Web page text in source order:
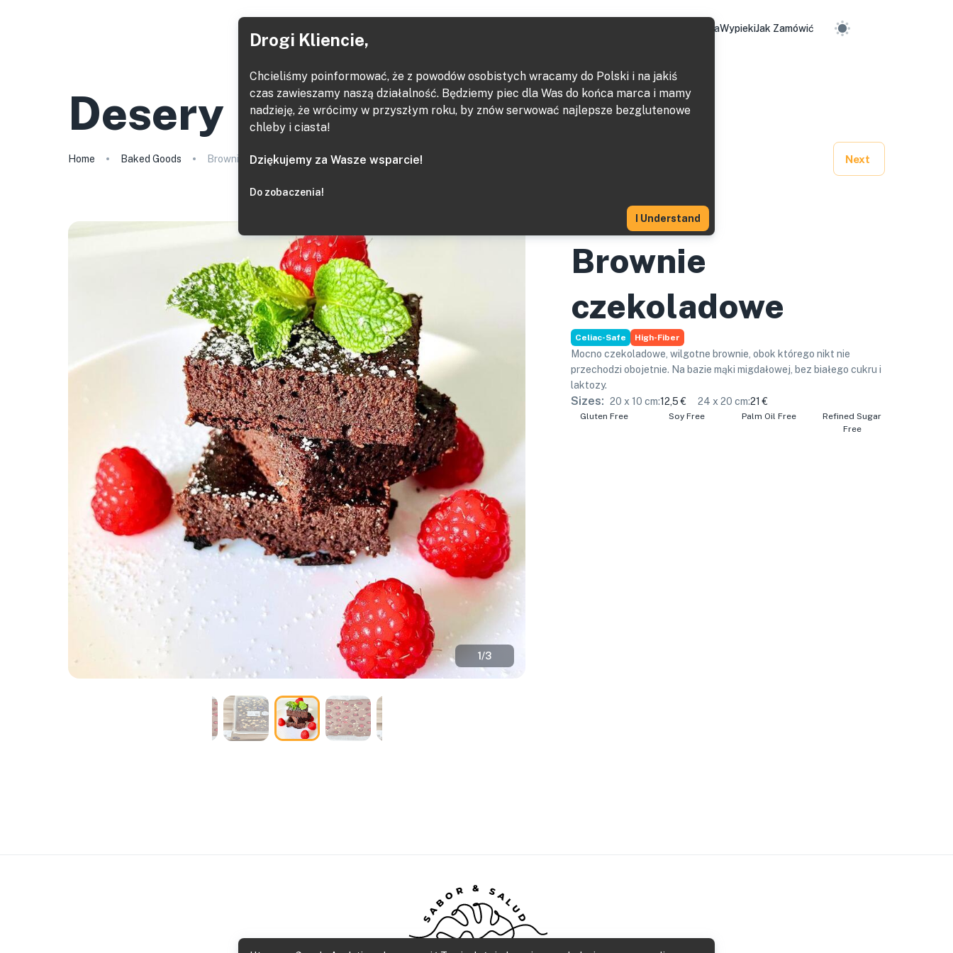
Nasza PiekarniaWypiekiJak Zamówić
Desery
Home Baked Goods Brownie czekoladowe Next
1/3
Brownie
czekoladowe
Celiac-Safe High-Fiber
Mocno czekoladowe, wilgotne brownie, obok którego nikt nie
przechodzi obojetnie. Na bazie mąki migdałowej, bez białego cukru i
laktozy.
Sizes: 20 x 10 cm:12,5 € 24 x 20 cm:21 €
Gluten Free Soy Free Palm Oil Free
Refined Sugar
Free
SABOR & SALUD
Drogi Kliencie,
Chcieliśmy poinformować, że z powodów osobistych wracamy do Polski i na jakiś
czas zawieszamy naszą działalność. Będziemy piec dla Was do końca marca i mamy
nadzieję, że wrócimy w przyszłym roku, by znów serwować najlepsze bezglutenowe
chleby i ciasta!
Dziękujemy za Wasze wsparcie!
Do zobaczenia!
I Understand